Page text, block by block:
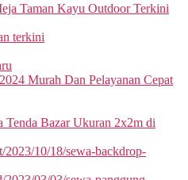
Taman Kayu Outdoor Terkini
terkini
Murah Dan Pelayanan Cepat
Tenda Bazar Ukuran 2x2m di
2023/10/18/sewa-backdrop-